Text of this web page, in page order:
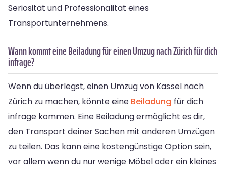
Seriosität und Professionalität eines
Transportunternehmens.
Wann kommt eine Beiladung für einen Umzug nach Zürich für dich
infrage?
Wenn du überlegst, einen Umzug von Kassel nach
Zürich zu machen, könnte eine Beiladung für dich
infrage kommen. Eine Beiladung ermöglicht es dir,
den Transport deiner Sachen mit anderen Umzügen
zu teilen. Das kann eine kostengünstige Option sein,
vor allem wenn du nur wenige Möbel oder ein kleines